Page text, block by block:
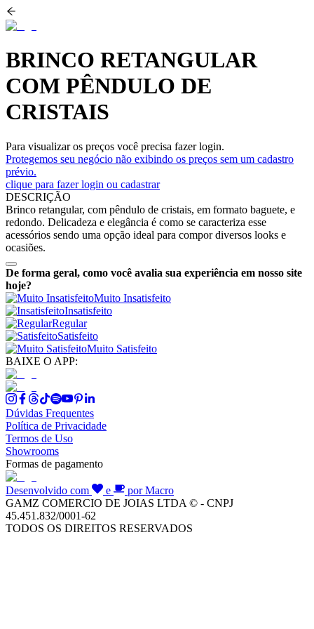
BRINCO RETANGULAR
COM PÊNDULO DE
CRISTAIS
Para visualizar os preços você precisa fazer login.
Protegemos seu negócio não exibindo os preços sem um cadastro
prévio.
clique para fazer login ou cadastrar
DESCRIÇÃO
Brinco retangular, com pêndulo de cristais, em formato baguete, e
redondo. Delicadeza e elegância é como se caracteriza esse
acessórios sendo uma opção ideal para compor diversos looks e
ocasiões.
De forma geral, como você avalia sua experiência em nosso site
hoje?
Muito Insatisfeito
Insatisfeito
Regular
Satisfeito
Muito Satisfeito
BAIXE O APP:
Dúvidas Frequentes
Política de Privacidade
Termos de Uso
Showrooms
Formas de pagamento
Desenvolvido com e
por Macro
GAMZ COMERCIO DE JOIAS LTDA © - CNPJ
45.451.832/0001-62
TODOS OS DIREITOS RESERVADOS